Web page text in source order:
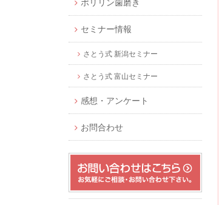
ポリリン歯磨き
セミナー情報
さとう式 新潟セミナー
さとう式 富山セミナー
感想・アンケート
お問合わせ